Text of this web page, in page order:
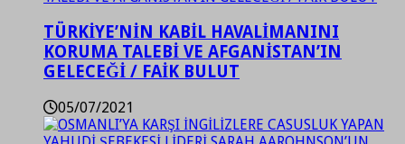
TÜRKİYE’NİN KABİL HAVALİMANINI
KORUMA TALEBİ VE AFGANİSTAN’IN
GELECEĞİ / FAİK BULUT
05/07/2021